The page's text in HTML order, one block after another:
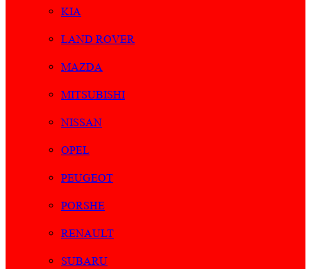
KIA
LAND ROVER
MAZDA
MITSUBISHI
NISSAN
OPEL
PEUGEOT
PORSHE
RENAULT
SUBARU